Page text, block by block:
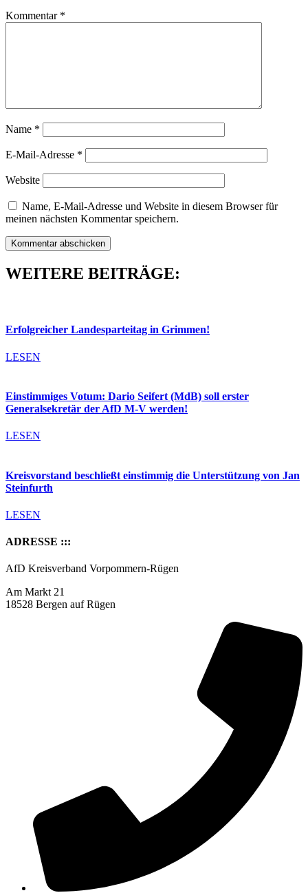
Kommentar *
Name *
E-Mail-Adresse *
Website
Name, E-Mail-Adresse und Website in diesem Browser für
meinen nächsten Kommentar speichern.
WEITERE BEITRÄGE:
Erfolgreicher Landesparteitag in Grimmen!
LESEN
Einstimmiges Votum: Dario Seifert (MdB) soll erster
Generalsekretär der AfD M-V werden!
LESEN
Kreisvorstand beschließt einstimmig die Unterstützung von Jan
Steinfurth
LESEN
ADRESSE :::
AfD Kreisverband Vorpommern-Rügen
Am Markt 21
18528 Bergen auf Rügen